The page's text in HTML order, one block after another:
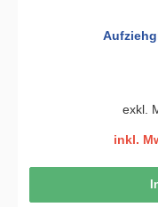
exkl.
inkl.